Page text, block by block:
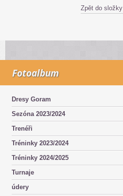
Zpět do složky
Fotoalbum
Dresy Goram
Sezóna 2023/2024
Trenéři
Tréninky 2023/2024
Tréninky 2024/2025
Turnaje
údery